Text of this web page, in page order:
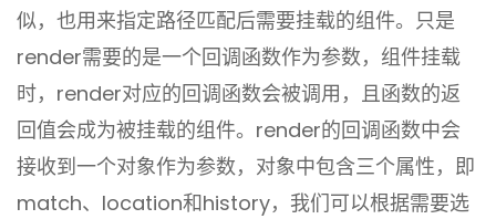
似，也用来指定路径匹配后需要挂载的组件。只是
render需要的是一个回调函数作为参数，组件挂载
时，render对应的回调函数会被调用，且函数的返
回值会成为被挂载的组件。render的回调函数中会
接收到一个对象作为参数，对象中包含三个属性，即
match、location和history，我们可以根据需要选